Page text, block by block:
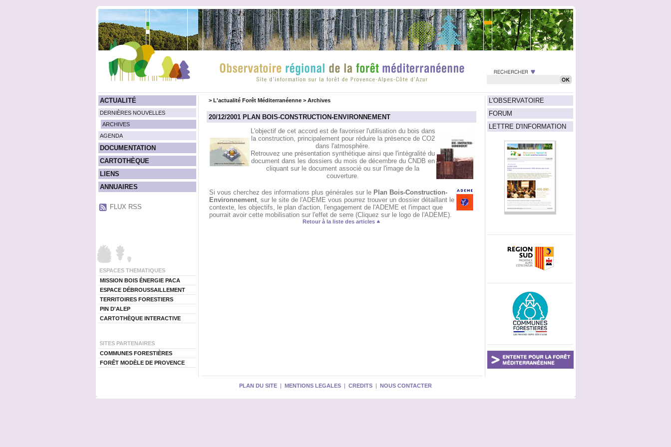
ACTUALITÉ
DERNIÈRES NOUVELLES
ARCHIVES
AGENDA
DOCUMENTATION
CARTOTHÈQUE
LIENS
ANNUAIRES
FLUX RSS
ESPACES THEMATIQUES
MISSION BOIS ÉNERGIE PACA
ESPACE DÉBROUSSAILLEMENT
TERRITOIRES FORESTIERS
PIN D'ALEP
CARTOTHÈQUE INTERACTIVE
SITES PARTENAIRES
COMMUNES FORESTIÈRES
FORÊT MODÈLE DE PROVENCE
L'OBSERVATOIRE
FORUM
LETTRE D'INFORMATION
> L'actualité Forêt Méditerranéenne> Archives
20/12/2001 PLAN BOIS-CONSTRUCTION-ENVIRONNEMENT
L'objectif de cet accord est de favoriser l'utilisation du bois dans
la construction, principalement pour réduire la présence de CO2
dans l'atmosphère.
Retrouvez une présentation synthétique ainsi que l'intégralité du
document dans les dossiers du mois de décembre du CNDB en
cliquant sur le document associé ou sur l'image de la
couverture.
Si vous cherchez des informations plus générales sur le Plan Bois-Construction-
Environnement, sur le site de l'ADEME vous pourrez trouver un dossier détaillant le
contexte, les objectifs, le plan d'action, l'engagement de l'ADEME et l'impact que
pourrait avoir cette mobilisation sur l'effet de serre (Cliquez sur le logo de l'ADEME).
Retour à la liste des articles
PLAN DU SITE | MENTIONS LEGALES | CREDITS | NOUS CONTACTER